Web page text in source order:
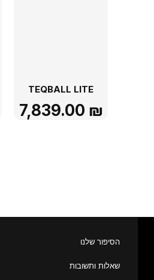
TEQBALL LITE
7,839.00 ₪
הסיפור שלנו
שאלות ותשובות